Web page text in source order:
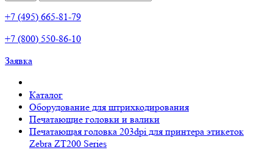
+7 (495) 665-81-79
+7 (800) 550-86-10
Заявка
Каталог
Оборудование для штрихкодирования
Печатающие головки и валики
Печатающая головка 203dpi для принтера этикеток
Zebra ZT200 Series